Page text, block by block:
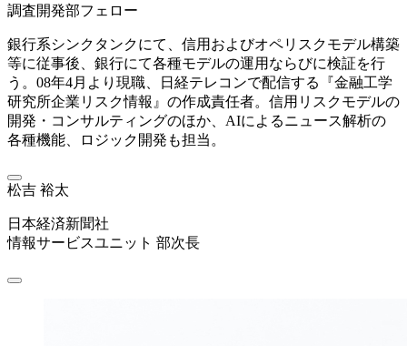
調査開発部フェロー
銀行系シンクタンクにて、信用およびオペリスクモデル構築
等に従事後、銀行にて各種モデルの運用ならびに検証を行
う。08年4月より現職、日経テレコンで配信する『金融工学
研究所企業リスク情報』の作成責任者。信用リスクモデルの
開発・コンサルティングのほか、AIによるニュース解析の
各種機能、ロジック開発も担当。
松吉 裕太
日本経済新聞社
情報サービスユニット 部次長